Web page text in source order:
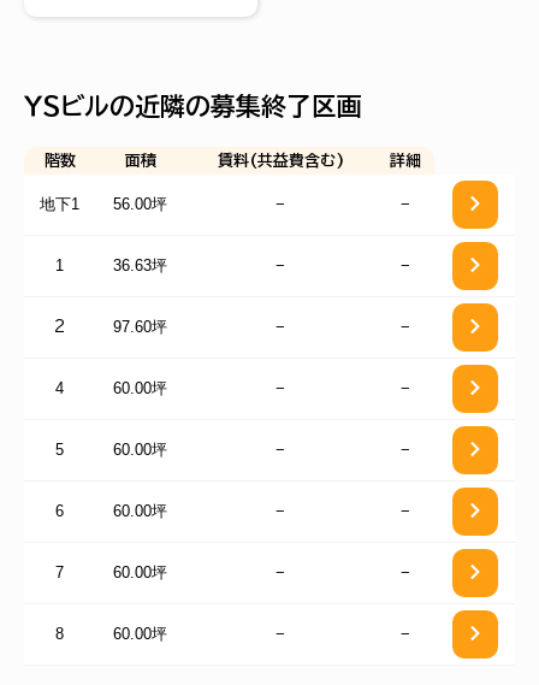
ＹＳビルの近隣の募集終了区画
階数 面積 賃料(共益費含む) 詳細
地下1 56.00坪 − −
1 36.63坪 − −
2 97.60坪 − −
4 60.00坪 − −
5 60.00坪 − −
6 60.00坪 − −
7 60.00坪 − −
8 60.00坪 − −